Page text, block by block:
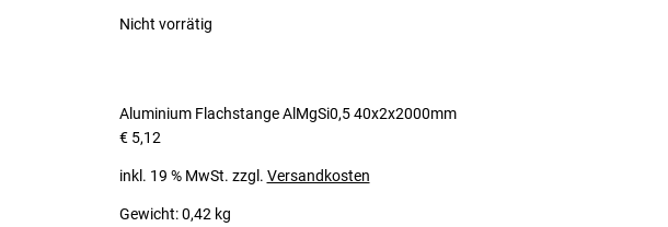
Nicht vorrätig
Aluminium Flachstange AlMgSi0,5 40x2x2000mm
€5,12
inkl. 19 % MwSt. zzgl. Versandkosten
Gewicht: 0,42 kg